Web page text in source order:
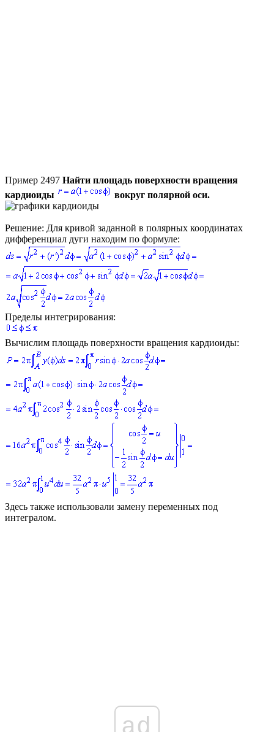
Пример 2497 Найти площадь поверхности вращения
кардиоиды
вокруг полярной оси.
Решение: Для кривой заданной в полярных координатах
дифференциал дуги находим по формуле:
Пределы интегрирования:
Вычислим площадь поверхности вращения кардиоиды:
Здесь также использовали замену переменных под
интегралом.
ad